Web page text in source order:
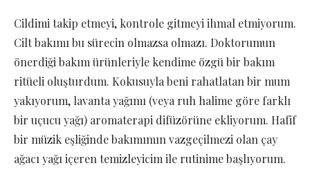
Cildimi takip etmeyi, kontrole gitmeyi ihmal etmiyorum.
Cilt bakımı bu sürecin olmazsa olmazı. Doktorumun
önerdiği bakım ürünleriyle kendime özgü bir bakım
ritüeli oluşturdum. Kokusuyla beni rahatlatan bir mum
yakıyorum, lavanta yağımı (veya ruh halime göre farklı
bir uçucu yağı) aromaterapi difüzörüne ekliyorum. Hafif
bir müzik eşliğinde bakımımın vazgeçilmezi olan çay
ağacı yağı içeren temizleyicim ile rutinime başlıyorum.